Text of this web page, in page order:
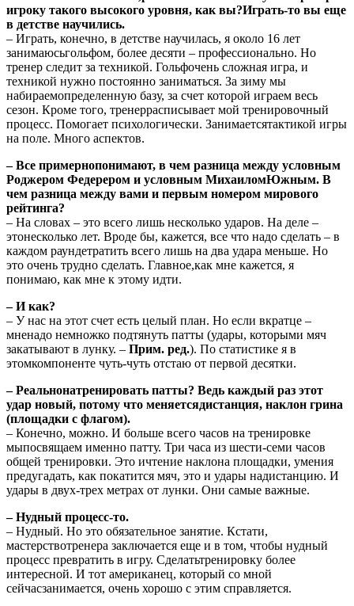
игроку такого высокого уровня, как вы?Играть-то вы еще
в детстве научились.
– Играть, конечно, в детстве научилась, я около 16 лет
занимаюсьгольфом, более десяти – профессионально. Но
тренер следит за техникой. Гольфочень сложная игра, и
техникой нужно постоянно заниматься. За зиму мы
набираемопределенную базу, за счет которой играем весь
сезон. Кроме того, тренеррасписывает мой тренировочный
процесс. Помогает психологически. Занимаетсятактикой игры
на поле. Много аспектов.
– Все примернопонимают, в чем разница между условным
Роджером Федерером и условным МихаиломЮжным. В
чем разница между вами и первым номером мирового
рейтинга?
– На словах – это всего лишь несколько ударов. На деле –
этонесколько лет. Вроде бы, кажется, все что надо сделать – в
каждом раундетратить всего лишь на два удара меньше. Но
это очень трудно сделать. Главное,как мне кажется, я
понимаю, как мне к этому идти.
– И как?
– У нас на этот счет есть целый план. Но если вкратце –
мненадо немножко подтянуть патты (удары, которыми мяч
закатывают в лунку. – Прим. ред.). По статистике я в
этомкомпоненте чуть-чуть отстаю от первой десятки.
– Реальнонатренировать патты? Ведь каждый раз этот
удар новый, потому что меняетсядистанция, наклон грина
(площадки с флагом).
– Конечно, можно. И больше всего часов на тренировке
мыпосвящаем именно патту. Три часа из шести-семи часов
общей тренировки. Это ичтение наклона площадки, умения
предугадать, как покатится мяч, это и удары надистанцию. И
удары в двух-трех метрах от лунки. Они самые важные.
– Нудный процесс-то.
– Нудный. Но это обязательное занятие. Кстати,
мастерствотренера заключается еще и в том, чтобы нудный
процесс превратить в игру. Сделатьтренировку более
интересной. И тот американец, который со мной
сейчасзанимается, очень хорошо с этим справляется.